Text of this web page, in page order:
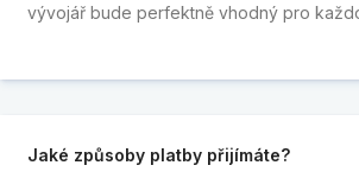
vývojář bude perfektně vhodný pro
Jaké způsoby platby přijímáte?